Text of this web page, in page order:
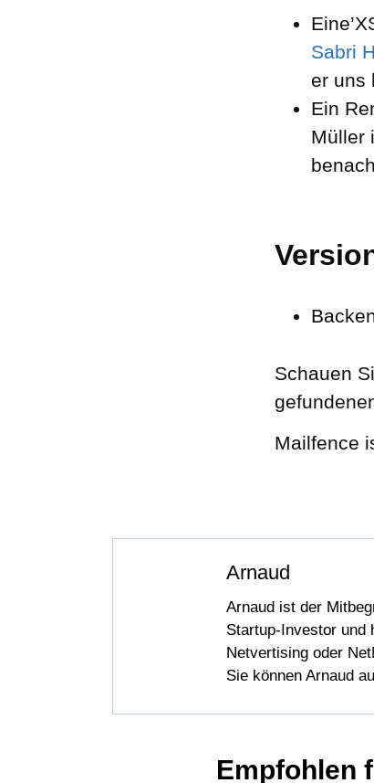
Sabri
er uns
Ein
Müller
Schauen
Mailfence
Arnaud
Arnaud ist der
Startup-Investor und
Netvertising oder
Sie können Arnaud
Empfohlen